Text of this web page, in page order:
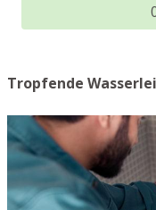
Tropfende